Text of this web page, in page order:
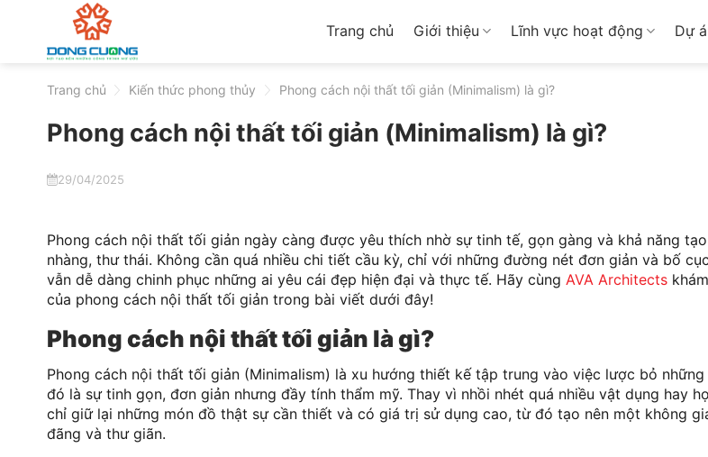
content
Trang chủ Giới thiệu Lĩnh vực hoạt động Dự
Trang chủ > Kiến thức phong thủy > Phong cách nội thất tối giản (Minimalism) là gì?
Phong cách nội thất tối giản (Minimalism) là gì?
29/04/2025
Phong cách nội thất tối giản ngày càng được yêu thích nhờ sự tinh tế, gọn gàng và khả năng
nhàng, thư thái. Không cần quá nhiều chi tiết cầu kỳ, chỉ với những đường nét đơn giản và bố
vẫn dễ dàng chinh phục những ai yêu cái đẹp hiện đại và thực tế. Hãy cùng AVA Architects
của phong cách nội thất tối giản trong bài viết dưới đây!
Phong cách nội thất tối giản là gì?
Phong cách nội thất tối giản (Minimalism) là xu hướng thiết kế tập trung vào việc lược bỏ
đó là sự tinh gọn, đơn giản nhưng đầy tính thẩm mỹ. Thay vì nhồi nhét quá nhiều vật dụng hay
chỉ giữ lại những món đồ thật sự cần thiết và có giá trị sử dụng cao, từ đó tạo nên một không
đãng và thư giãn.